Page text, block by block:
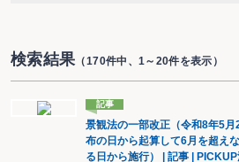
検索結果（170件中、1～20件を表示）
記事
景観法の一部改正（令和8年5
布の日から起算して6月を超え
る日から施行） | 記事 |